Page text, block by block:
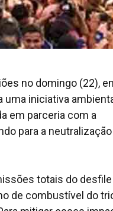
no domingo (22),
iniciativa
em parceria com a
para a
totais do desfile
de combustível do